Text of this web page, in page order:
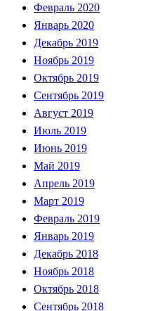
Февраль 2020
Январь 2020
Декабрь 2019
Ноябрь 2019
Октябрь 2019
Сентябрь 2019
Август 2019
Июль 2019
Июнь 2019
Май 2019
Апрель 2019
Март 2019
Февраль 2019
Январь 2019
Декабрь 2018
Ноябрь 2018
Октябрь 2018
Сентябрь 2018